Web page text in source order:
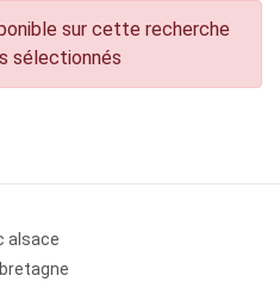
sur cette recherche
sélectionnés
alsace